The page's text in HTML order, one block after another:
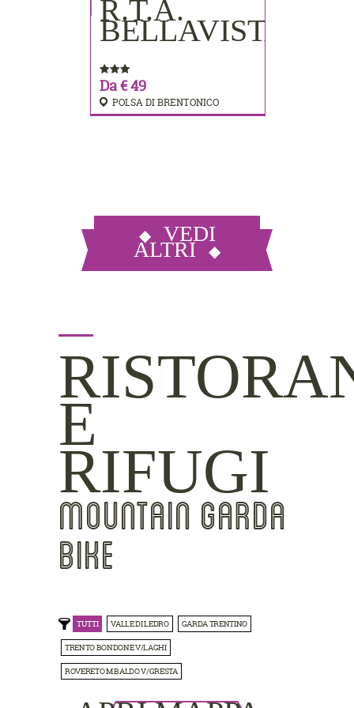
R.T.A.
BELLAVISTA
Da € 49
POLSA DI BRENTONICO
PRENOTA
VEDI
ALTRI
E
RIFUGI
MOUNTAIN GARDA
BIKE
TUTTI VALLE DI LEDRO GARDA TRENTINO
TRENTO BONDONE V/LAGHI
ROVERETO M.BALDO V/GRESTA